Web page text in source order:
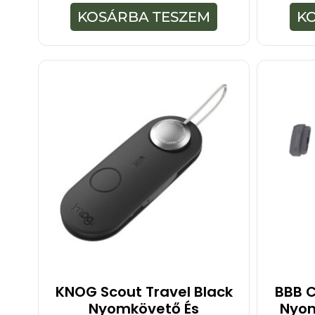
-
b
ő
l
KOSÁRBA TESZEM
KNOG Scout Travel Black
Nyomkövető És
BBB